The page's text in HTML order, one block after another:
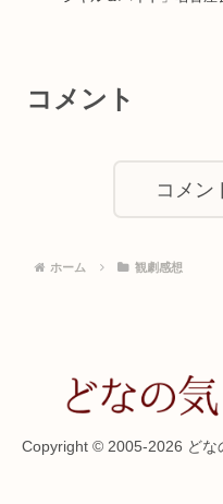
コメント
コメン
ホーム 観劇感想
Copyright © 2005-2026 どな